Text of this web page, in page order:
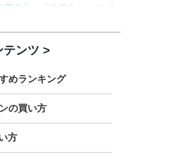
クト
「モアクト」 のポ
を追加
ルコイン「JPYSC」徹底解
を開催
テンツ
めランキング
の買い方
方